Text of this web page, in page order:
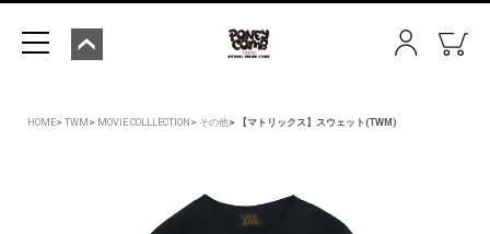
HOME TWM MOVIE COLLLECTION その他 【マトリックス】スウェット(TWM)